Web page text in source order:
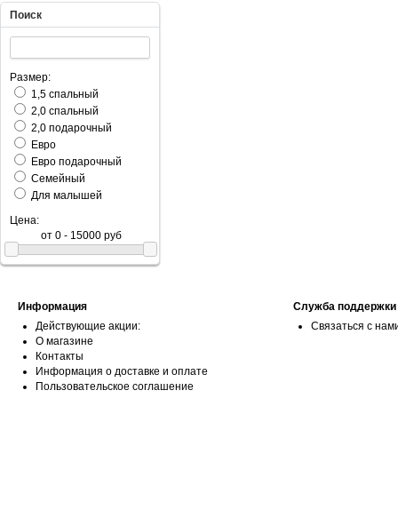
Поиск
Размер:
1,5 спальный
2,0 спальный
2,0 подарочный
Евро
Евро подарочный
Семейный
Для малышей
Цена:
Информация
Действующие акции:
О магазине
Контакты
Информация о доставке и оплате
Пользовательское соглашение
Служба поддержки
Связаться с